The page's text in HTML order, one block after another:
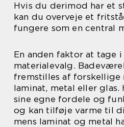
Hvis du derimod har et
kan du overveje et
fungere som en central
En anden faktor at tage
materialevalg.
fremstilles af
laminat, metal eller glas.
sine egne fordele og
og kan tilføje varme til
mens laminat og metal